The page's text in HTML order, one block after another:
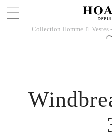
Collection Homme 􀆊 Vestes